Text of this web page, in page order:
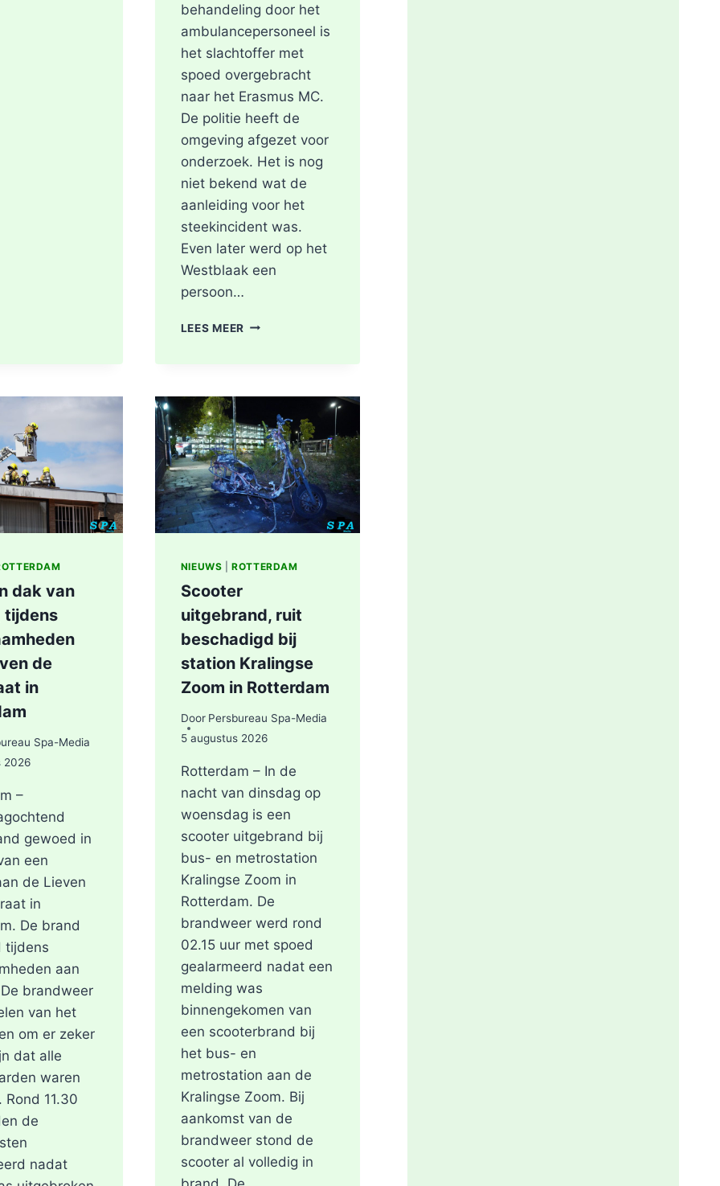
behandeling door het
ambulancepersoneel is
het slachtoffer met
spoed overgebracht
naar het Erasmus MC.
De politie heeft de
omgeving afgezet voor
onderzoek. Het is nog
niet bekend wat de
aanleiding voor het
steekincident was.
Even later werd op het
Westblaak een
persoon…
LEES MEERPOLITIE
ROTTERDAM
KAREL
DOORMANSTRAAT
IN
ROTTERDAM
dak van
tijdens
de
in
Spa-Media
2026
–
gewoed in
een
de Lieven
in
De brand
tijdens
aan
brandweer
van het
om er zeker
dat alle
waren
11.30
de
nadat
NIEUWS |ROTTERDAM
Scooter
uitgebrand, ruit
beschadigd bij
station Kralingse
Zoom in Rotterdam
Door Persbureau Spa-Media
5 augustus 2026
Rotterdam – In de
nacht van dinsdag op
woensdag is een
scooter uitgebrand bij
bus- en metrostation
Kralingse Zoom in
Rotterdam. De
brandweer werd rond
02.15 uur met spoed
gealarmeerd nadat een
melding was
binnengekomen van
een scooterbrand bij
het bus- en
metrostation aan de
Kralingse Zoom. Bij
aankomst van de
brandweer stond de
scooter al volledig in